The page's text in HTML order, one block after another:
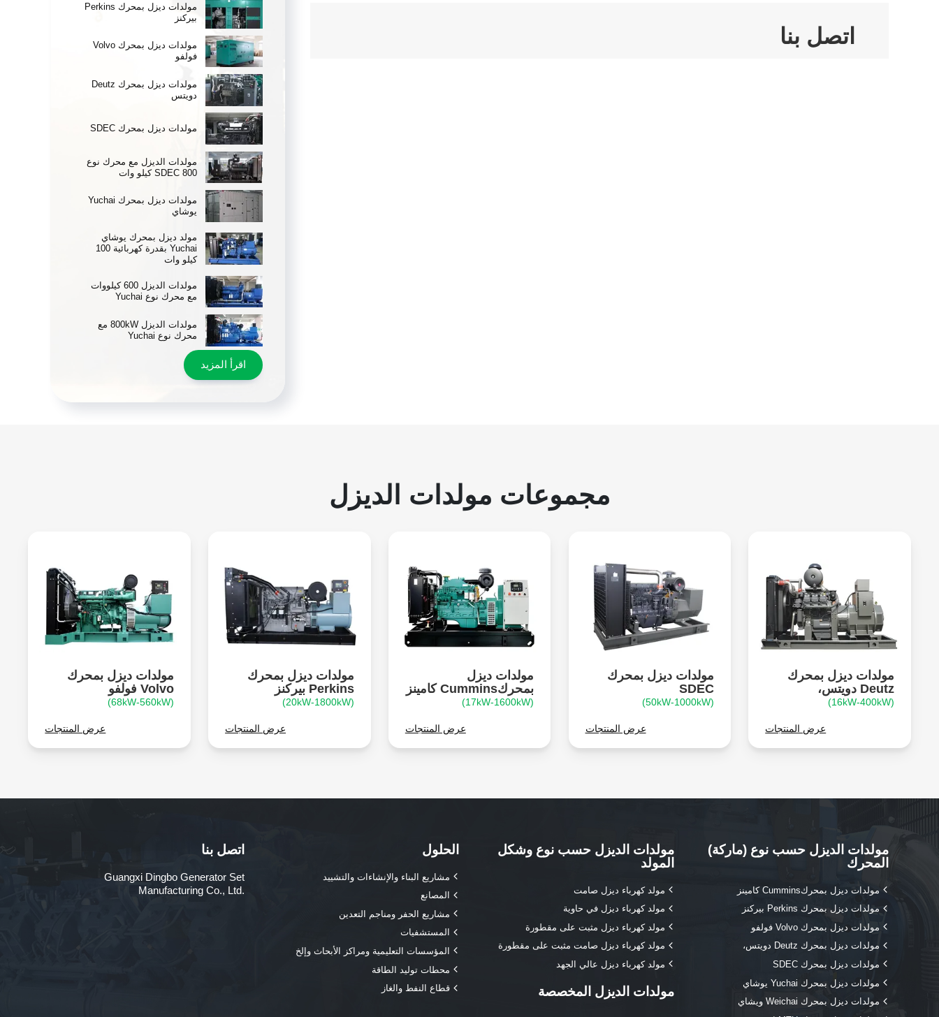
اتصل بنا
مولدات ديزل بمحرك Perkins
بيركنز
مولدات ديزل بمحرك Volvo
فولفو
مولدات ديزل بمحرك Deutz
دويتس
مولدات ديزل بمحرك SDEC
مولدات الديزل مع محرك نوع
SDEC 800 كيلو وات
مولدات ديزل بمحرك Yuchai
يوشاي
مولد ديزل بمحرك يوشاي
Yuchai بقدرة كهربائية 100
كيلو وات
مولدات الديزل 600 كيلووات
مع محرك نوع Yuchai
مولدات الديزل 800kW مع
محرك نوع Yuchai
اقرأ المزيد
مجموعات مولدات الديزل
مولدات ديزل بمحرك
Deutz دويتس،
(16kW-400kW)
عرض المنتجات
مولدات ديزل بمحرك
SDEC
(50kW-1000kW)
عرض المنتجات
مولدات ديزل
بمحركCummins كامينز
(17kW-1600kW)
عرض المنتجات
مولدات ديزل بمحرك
Perkins بيركنز
(20kW-1800kW)
عرض المنتجات
مولدات ديزل بمحرك
Volvo فولفو
(68kW-560kW)
عرض المنتجات
مولدات الديزل حسب نوع (ماركة)
المحرك
مولدات ديزل بمحركCummins كامينز
مولدات ديزل بمحرك Perkins بيركنز
مولدات ديزل بمحرك Volvo فولفو
مولدات ديزل بمحرك Deutz دويتس،
مولدات ديزل بمحرك SDEC
مولدات ديزل بمحرك Yuchai يوشاي
مولدات ديزل بمحرك Weichai ويشاي
مولدات الديزل حسب نوع وشكل
المولد
مولد كهرباء ديزل صامت
مولد كهرباء ديزل في حاوية
مولد كهرباء ديزل مثبت على مقطورة
مولد كهرباء ديزل صامت مثبت على مقطورة
مولد كهرباء ديزل عالي الجهد
مولدات الديزل المخصصة
الحلول
مشاريع البناء والإنشاءات والتشييد
المصانع
مشاريع الحفر ومناجم التعدين
المستشفيات
المؤسسات التعليمية ومراكز الأبحاث وإلخ
محطات توليد الطاقة
قطاع النفط والغاز
اتصل بنا
Guangxi Dingbo Generator Set
Manufacturing Co., Ltd.